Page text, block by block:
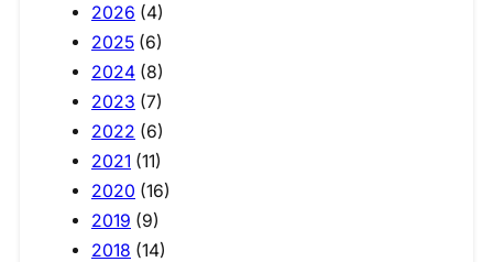
2026 (4)
2025 (6)
2024 (8)
2023 (7)
2022 (6)
2021 (11)
2020 (16)
2019 (9)
2018 (14)